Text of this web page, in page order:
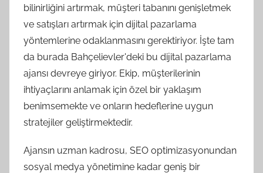
bilinirliğini artırmak, müşteri tabanını genişletmek
ve satışları artırmak için dijital pazarlama
yöntemlerine odaklanmasını gerektiriyor. İşte tam
da burada Bahçelievler'deki bu dijital pazarlama
ajansı devreye giriyor. Ekip, müşterilerinin
ihtiyaçlarını anlamak için özel bir yaklaşım
benimsemekte ve onların hedeflerine uygun
stratejiler geliştirmektedir.
Ajansın uzman kadrosu, SEO optimizasyonundan
sosyal medya yönetimine kadar geniş bir